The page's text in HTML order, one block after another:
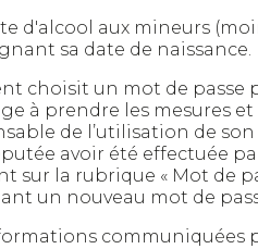
d'alcool aux mineurs
sa date de naissance.
choisit un mot de passe
à prendre les mesures
de l’utilisation de
avoir été effectuée
sur la rubrique « Mot de
un nouveau mot de
communiquées